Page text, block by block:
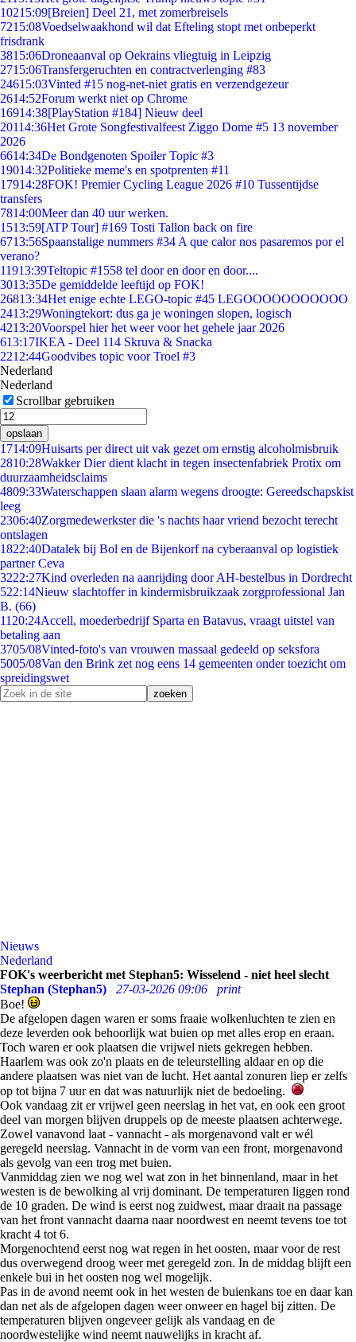
10215:09[Breien] Deel 21, met zomerbreisels
7215:08Voedselwaakhond wil dat Efteling stopt met onbeperkt
frisdrank
3815:06Droneaanval op Oekrains vliegtuig in Leipzig
2715:06Transfergeruchten en contractverlenging #83
24615:03Vinted #15 nog-net-niet gratis en verzendgezeur
2614:52Forum werkt niet op Chrome
16914:38[PlayStation #184] Nieuw deel
20114:36Het Grote Songfestivalfeest Ziggo Dome #5 13 november
2026
6614:34De Bondgenoten Spoiler Topic #3
19014:32Politieke meme's en spotprenten #11
17914:28FOK! Premier Cycling League 2026 #10 Tussentijdse
transfers
7814:00Meer dan 40 uur werken.
1513:59[ATP Tour] #169 Tosti Tallon back on fire
6713:56Spaanstalige nummers #34 A que calor nos pasaremos por el
verano?
11913:39Teltopic #1558 tel door en door en door....
3013:35De gemiddelde leeftijd op FOK!
26813:34Het enige echte LEGO-topic #45 LEGOOOOOOOOOOO
2413:29Woningtekort: dus ga je woningen slopen, logisch
4213:20Voorspel hier het weer voor het gehele jaar 2026
613:17IKEA - Deel 114 Skruva & Snacka
2212:44Goodvibes topic voor Troel #3
Nederland
Nederland
Scrollbar gebruiken
opslaan
1714:09Huisarts per direct uit vak gezet om ernstig alcoholmisbruik
2810:28Wakker Dier dient klacht in tegen insectenfabriek Protix om
duurzaamheidsclaims
4809:33Waterschappen slaan alarm wegens droogte: Gereedschapskist
leeg
2306:40Zorgmedewerkster die 's nachts haar vriend bezocht terecht
ontslagen
1822:40Datalek bij Bol en de Bijenkorf na cyberaanval op logistiek
partner Ceva
3222:27Kind overleden na aanrijding door AH-bestelbus in Dordrecht
522:14Nieuw slachtoffer in kindermisbruikzaak zorgprofessional Jan
B. (66)
11 20:24Accell, moederbedrijf Sparta en Batavus, vraagt uitstel van
betaling aan
3705/08Vinted-foto's van vrouwen massaal gedeeld op seksfora
5005/08Van den Brink zet nog eens 14 gemeenten onder toezicht om
spreidingswet
Nieuws
Nederland
FOK's weerbericht met Stephan5: Wisselend - niet heel slecht
Stephan (Stephan5)
27-03-2026 09:06
print
Boe!
De afgelopen dagen waren er soms fraaie wolkenluchten te zien en
deze leverden ook behoorlijk wat buien op met alles erop en eraan.
Toch waren er ook plaatsen die vrijwel niets gekregen hebben.
Haarlem was ook zo'n plaats en de teleurstelling aldaar en op die
andere plaatsen was niet van de lucht. Het aantal zonuren liep er zelfs
op tot bijna 7 uur en dat was natuurlijk niet de bedoeling.
Ook vandaag zit er vrijwel geen neerslag in het vat, en ook een groot
deel van morgen blijven druppels op de meeste plaatsen achterwege.
Zowel vanavond laat - vannacht - als morgenavond valt er wél
geregeld neerslag. Vannacht in de vorm van een front, morgenavond
als gevolg van een trog met buien.
Vanmiddag zien we nog wel wat zon in het binnenland, maar in het
westen is de bewolking al vrij dominant. De temperaturen liggen rond
de 10 graden. De wind is eerst nog zuidwest, maar draait na passage
van het front vannacht daarna naar noordwest en neemt tevens toe tot
kracht 4 tot 6.
Morgenochtend eerst nog wat regen in het oosten, maar voor de rest
dus overwegend droog weer met geregeld zon. In de middag blijft een
enkele bui in het oosten nog wel mogelijk.
Pas in de avond neemt ook in het westen de buienkans toe en daar kan
dan net als de afgelopen dagen weer onweer en hagel bij zitten. De
temperaturen blijven ongeveer gelijk als vandaag en de
noordwestelijke wind neemt nauwelijks in kracht af.